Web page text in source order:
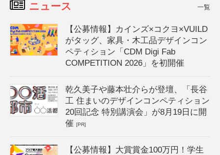
ニュース 一覧
【公募情報】カインズ×コクヨ×VUILD
がタッグ、家具・木工品デザインコン
ペティション「CDM Digi Fab
COMPETITION 2026」を初開催
乾久美子や藤本壮介らが登壇、「長谷
工 住まいのデザインコンペティション
20回記念 特別講演会」が8月19日に開
催[PR]
【公募情報】大賞賞金100万円！学生